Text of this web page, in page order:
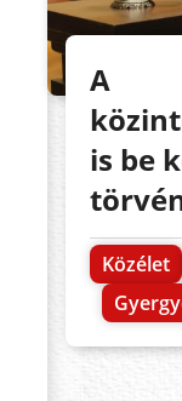
A
is be
Közélet